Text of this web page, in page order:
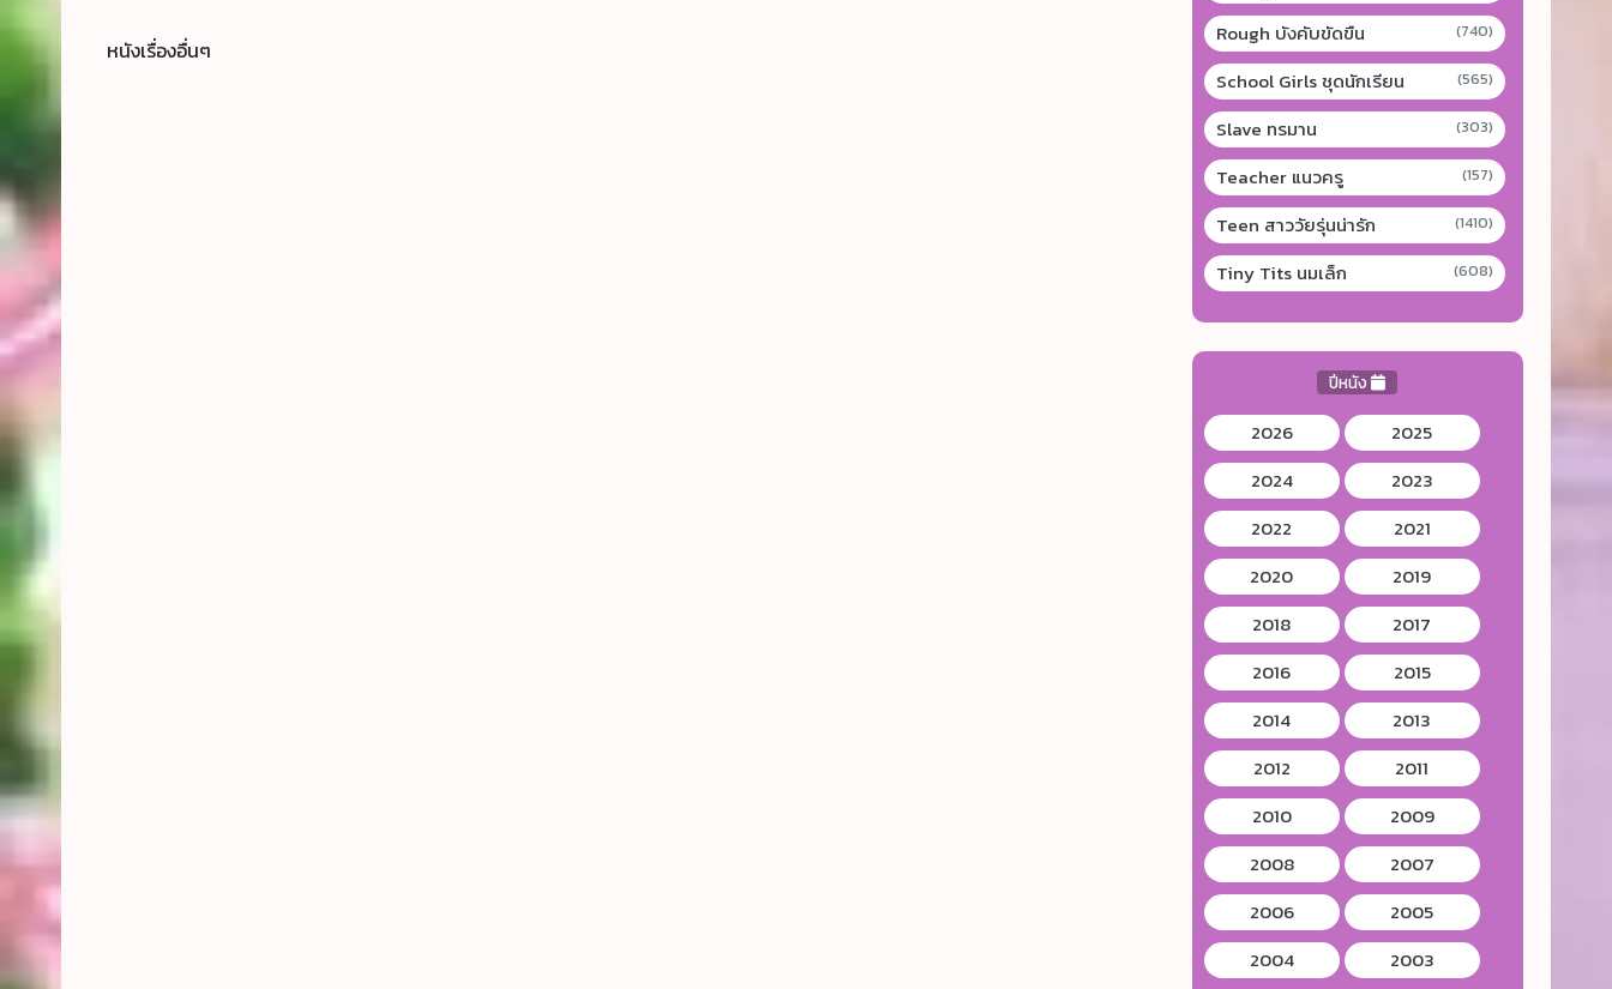
หนังเรื่องอื่นๆ
Rough บังคับขัดขืน (740)
School Girls ชุดนักเรียน (565)
Slave ทรมาน (303)
Teacher แนวครู (157)
Teen สาววัยรุ่นน่ารัก (1410)
Tiny Tits นมเล็ก (608)
ปีหนัง
2026
2025
2024
2023
2022
2021
2020
2019
2018
2017
2016
2015
2014
2013
2012
2011
2010
2009
2008
2007
2006
2005
2004
2003